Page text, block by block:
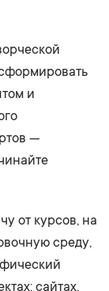
и
—
от курсов, на
среду,
сайтах,